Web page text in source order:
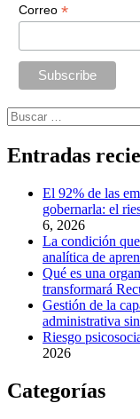
Correo *
Buscar:
Entradas
El 92% de las
gobernarla: el
6, 2026
La condición
analítica de
Qué es una
transformará
Gestión de la
administrativa
Riesgo
2026
Categorías